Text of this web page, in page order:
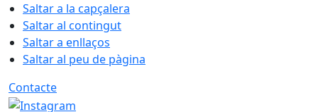
Saltar a la capçalera
Saltar al contingut
Saltar a enllaços
Saltar al peu de pàgina
Contacte